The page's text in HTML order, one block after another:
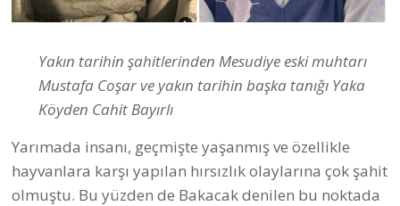
Yakın tarihin şahitlerinden Mesudiye eski muhtarı
Mustafa Coşar ve yakın tarihin başka tanığı Yaka
Köyden Cahit Bayırlı
Yarımada insanı, geçmişte yaşanmış ve özellikle
hayvanlara karşı yapılan hırsızlık olaylarına çok şahit
olmuştu. Bu yüzden de Bakacak denilen bu noktada